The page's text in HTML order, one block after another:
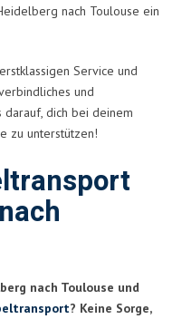
nach Toulouse ein
Service und
und
dich bei deinem
zu unterstützen!
nach Toulouse und
? Keine Sorge,